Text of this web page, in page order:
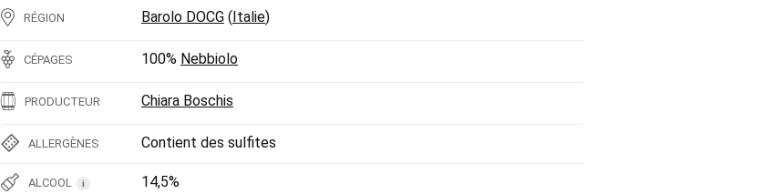
RÉGION Barolo DOCG (Italie)
CÉPAGES 100% Nebbiolo
PRODUCTEUR Chiara Boschis
ALLERGÈNES Contient des sulfites
ALCOOL i 14,5%